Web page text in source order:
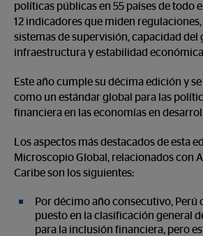
políticas públicas en 55 países de todo
12 indicadores que miden
sistemas de supervisión, capacidad del
infraestructura y estabilidad
Este año cumple su décima edición y
como un estándar global para las
financiera en las economías en
Los aspectos más destacados de esta
Microscopio Global, relacionados con
Caribe son los siguientes:
Por décimo año consecutivo,
puesto en la clasificación general
para la inclusión financiera, pero